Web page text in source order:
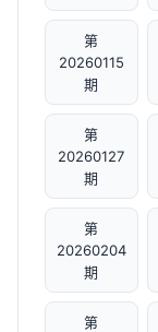
第
20260115
期
第
20260127
期
第
20260204
期
第